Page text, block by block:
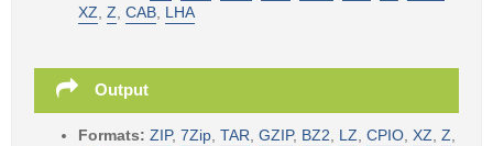
XZ, Z, CAB, LHA
Output
Formats: ZIP, 7Zip, TAR, GZIP, BZ2, LZ, CPIO, XZ, Z,